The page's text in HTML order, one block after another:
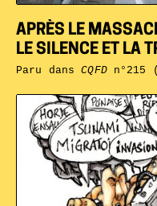
APRÈS LE
LE SILENCE ET LA
Paru dansCQFDn°215